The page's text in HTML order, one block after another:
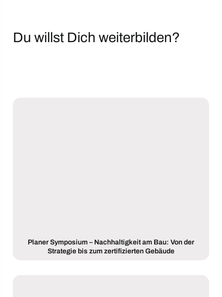
Du willst Dich weiterbilden?
Planer Symposium – Nachhaltigkeit am Bau: Von der
Strategie bis zum zertifizierten Gebäude